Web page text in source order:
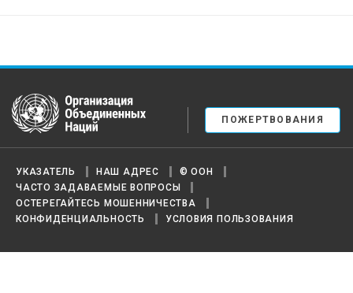
United Nations
ПОЖЕРТВОВАНИЯ
УКАЗАТЕЛЬ НАШ АДРЕС
© ООН
ЧАСТО ЗАДАВАЕМЫЕ ВОПРОСЫ
ОСТЕРЕГАЙТЕСЬ МОШЕННИЧЕСТВА
КОНФИДЕНЦИАЛЬНОСТЬ
УСЛОВИЯ ПОЛЬЗОВАНИЯ